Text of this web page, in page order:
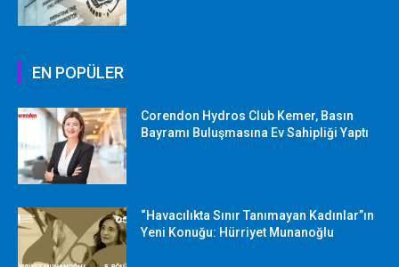
EN POPÜLER
Corendon Hydros Club Kemer, Basın
Bayramı Buluşmasına Ev Sahipliği Yaptı
“Havacılıkta Sınır Tanımayan Kadınlar”ın
Yeni Konuğu: Hürriyet Munanoğlu